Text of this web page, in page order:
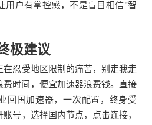
用户有掌控感，不是盲目相信"智
极建议
在忍受地区限制的痛苦，别走我走
费时间，便宜加速器浪费钱。直接
回国加速器，一次配置，终身受
号，选择国内节点，点击连接，